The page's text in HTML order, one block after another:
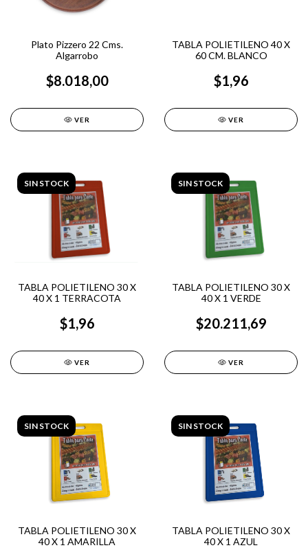
Plato Pizzero 22 Cms.
Algarrobo
$8.018,00
VER
TABLA POLIETILENO 40 X
60 CM. BLANCO
$1,96
VER
SIN STOCK
TABLA POLIETILENO 30 X
40 X 1 TERRACOTA
$1,96
VER
SIN STOCK
TABLA POLIETILENO 30 X
40 X 1 VERDE
$20.211,69
VER
SIN STOCK
TABLA POLIETILENO 30 X
40 X 1 AMARILLA
SIN STOCK
TABLA POLIETILENO 30 X
40 X 1 AZUL